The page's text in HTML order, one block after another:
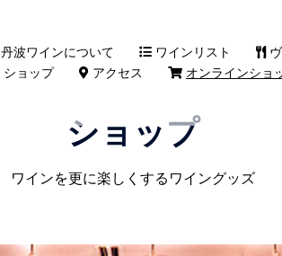
丹波ワインについて ワインリスト
ショップ
アクセス オンラインショ
ショップ
ワインを更に楽しくするワイングッズ